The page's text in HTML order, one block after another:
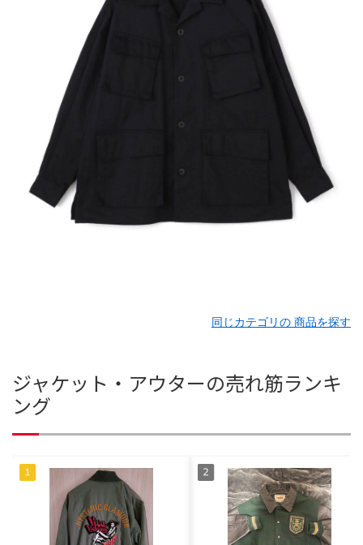
同じカテゴリの 商品を探す
ジャケット・アウターの売れ筋ランキ
ング